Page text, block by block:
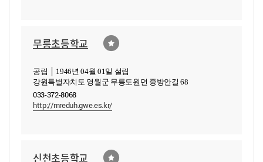
무릉초등학교
공립 │ 1946년 04월 01일 설립
강원특별자치도 영월군 무릉도원면 중방안길 68
033-372-8068
http://mreduh.gwe.es.kr/
신천초등학교